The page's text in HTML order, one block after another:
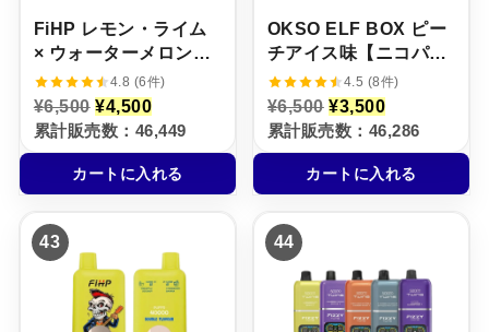
FiHP レモン・ライム
× ウォーターメロン・
アイス【ニコパフ】
5%
4.8 (6件)
¥6,500 元
の
価
格
は
¥
0
0
で
し
¥4,500現
在
の
価
格
は
0
0
で
累計販売数：46,449
カートに入れる
OKSO ELF BOX ピー
チアイス味【ニコパ
フ】5%
4.5 (8件)
¥6,500 元
の
価
格
は
¥
0
で
し
¥3,500現
在
の
価
格
は
0
0
で
累計販売数：46,286
カートに入れる
43 44